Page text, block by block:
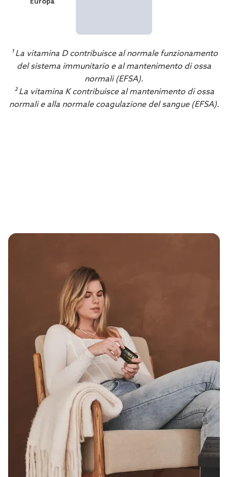
Europa
¹ La vitamina D contribuisce al normale funzionamento
del sistema immunitario e al mantenimento di ossa
normali (EFSA).
² La vitamina K contribuisce al mantenimento di ossa
normali e alla normale coagulazione del sangue (EFSA).